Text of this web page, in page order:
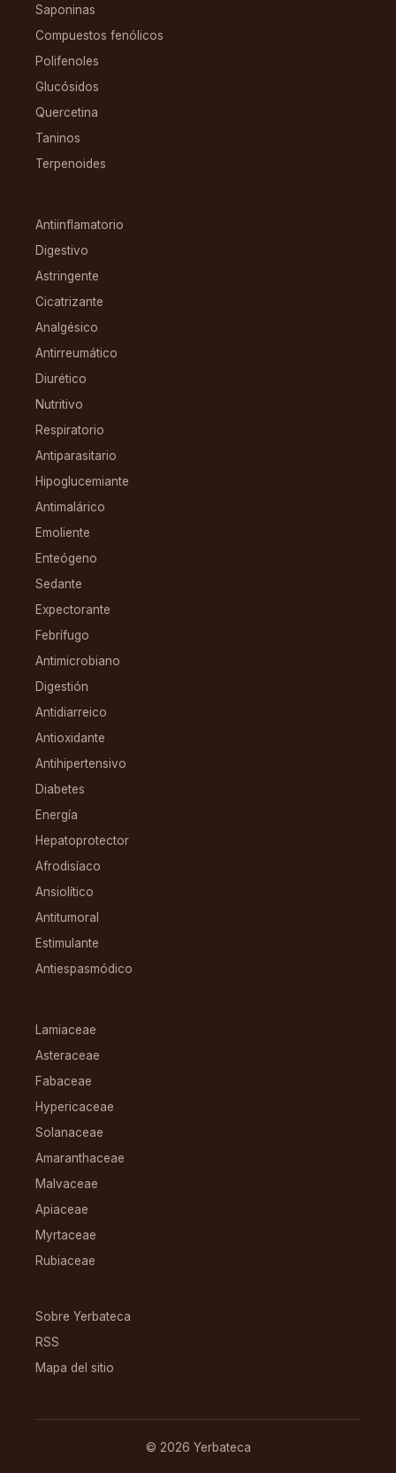
Saponinas
Compuestos fenólicos
Polifenoles
Glucósidos
Quercetina
Taninos
Terpenoides
Antiinflamatorio
Digestivo
Astringente
Cicatrizante
Analgésico
Antirreumático
Diurético
Nutritivo
Respiratorio
Antiparasitario
Hipoglucemiante
Antimalárico
Emoliente
Enteógeno
Sedante
Expectorante
Febrífugo
Antimicrobiano
Digestión
Antidiarreico
Antioxidante
Antihipertensivo
Diabetes
Energía
Hepatoprotector
Afrodisíaco
Ansiolítico
Antitumoral
Estimulante
Antiespasmódico
Lamiaceae
Asteraceae
Fabaceae
Hypericaceae
Solanaceae
Amaranthaceae
Malvaceae
Apiaceae
Myrtaceae
Rubiaceae
Sobre Yerbateca
RSS
Mapa del sitio
© 2026 Yerbateca